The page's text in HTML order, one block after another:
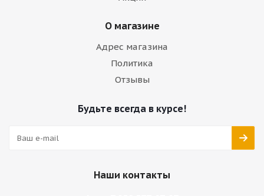
О магазине
Адрес магазина
Политика
Отзывы
Будьте всегда в курсе!
Наши контакты